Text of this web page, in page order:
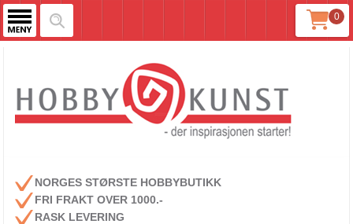
0
NORGES STØRSTE HOBBYBUTIKK
FRI FRAKT OVER 1000.-
RASK LEVERING